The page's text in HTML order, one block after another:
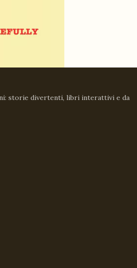
storie divertenti, libri interattivi e da